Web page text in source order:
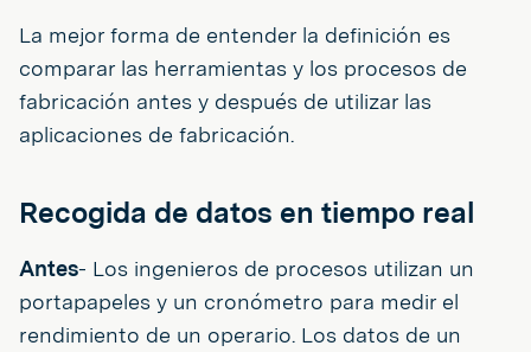
La mejor forma de entender la definición es
comparar las herramientas y los procesos de
fabricación antes y después de utilizar las
aplicaciones de fabricación.
Recogida de datos en tiempo real
Antes- Los ingenieros de procesos utilizan un
portapapeles y un cronómetro para medir el
rendimiento de un operario. Los datos de un